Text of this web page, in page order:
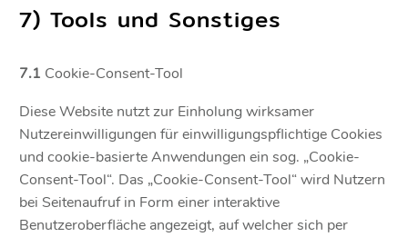
7) Tools und Sonstiges
7.1 Cookie-Consent-Tool
Diese Website nutzt zur Einholung wirksamer
Nutzereinwilligungen für einwilligungspflichtige Cookies
und cookie-basierte Anwendungen ein sog. „Cookie-
Consent-Tool“. Das „Cookie-Consent-Tool“ wird Nutzern
bei Seitenaufruf in Form einer interaktive
Benutzeroberfläche angezeigt, auf welcher sich per